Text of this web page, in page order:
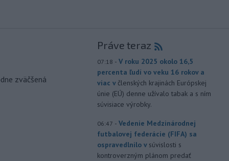
zväčšená
Práve teraz
07:18 - V roku 2025 okolo 16,5
percenta ľudí vo veku 16 rokov a
viac v členských krajinách Európskej
únie (EÚ) denne užívalo tabak a s ním
súvisiace výrobky.
06:47 - Vedenie Medzinárodnej
futbalovej federácie (FIFA) sa
ospravedlnilo v súvislosti s
kontroverzným plánom predať